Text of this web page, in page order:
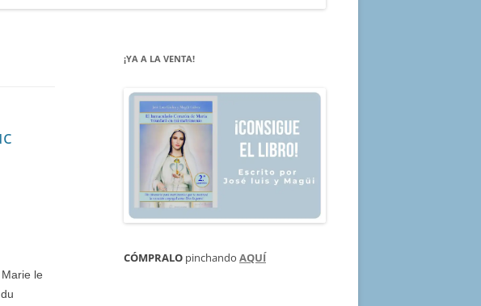
le
¡YA A LA VENTA!
CÓMPRALO pinchando AQUÍ